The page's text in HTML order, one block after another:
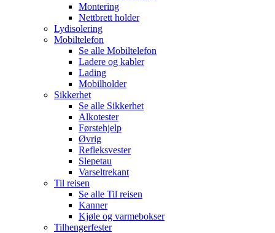
Montering
Nettbrett holder
Lydisolering
Mobiltelefon
Se alle Mobiltelefon
Ladere og kabler
Lading
Mobilholder
Sikkerhet
Se alle Sikkerhet
Alkotester
Førstehjelp
Øvrig
Refleksvester
Slepetau
Varseltrekant
Til reisen
Se alle Til reisen
Kanner
Kjøle og varmebokser
Tilhengerfester